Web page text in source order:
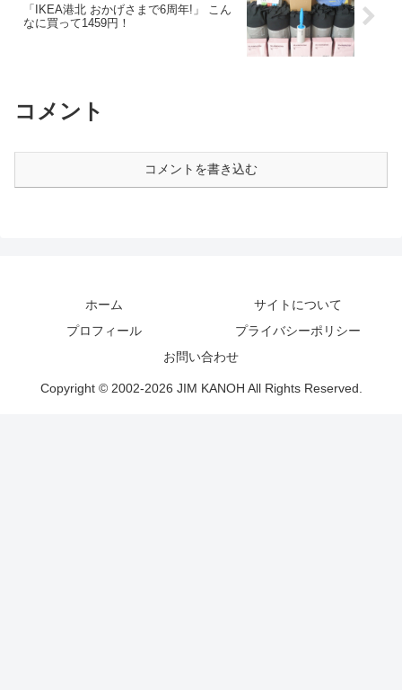
「IKEA港北 おかげさまで6周年!」 こん
なに買って1459円！
コメント
コメントを書き込む
ホーム
サイトについて
プロフィール
プライバシーポリシー
お問い合わせ
Copyright © 2002-2026 JIM KANOH All Rights Reserved.